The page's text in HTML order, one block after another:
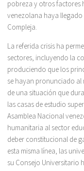
pobreza y otros factores
venezolana haya llegado
Compleja.
La referida crisis ha
sectores, incluyendo la
produciendo que los
se hayan pronunciado
de una situación que
las casas de estudio
Asamblea Nacional
humanitaria al sector
deber constitucional de
esta misma línea, las
su Consejo Universitario